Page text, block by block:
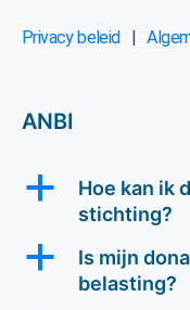
Privacy beleid|
ANBI
a
Hoe kan ik
stichting?
a
Is mijn
belasting?